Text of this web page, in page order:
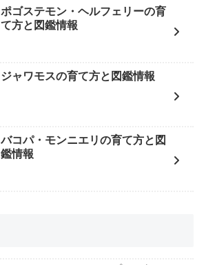
ポゴステモン・ヘルフェリーの育
て方と図鑑情報
ジャワモスの育て方と図鑑情報
バコパ・モンニエリの育て方と図
鑑情報